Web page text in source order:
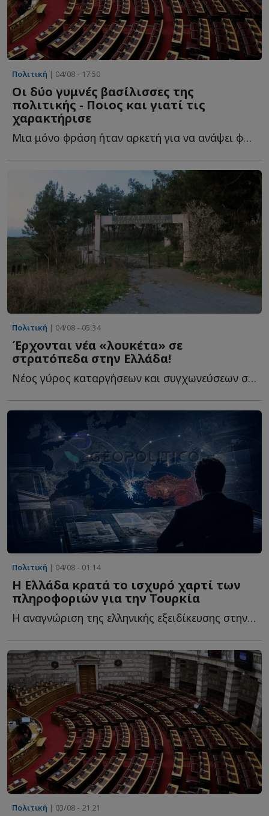
Πολιτική | 04/08 - 17:50
Οι δύο γυμνές βασίλισσες της
πολιτικής - Ποιος και γιατί τις
χαρακτήρισε
Μια μόνο φράση ήταν αρκετή για να ανάψει φωτιές στην π...
Πολιτική | 04/08 - 05:34
Έρχονται νέα «λουκέτα» σε
στρατόπεδα στην Ελλάδα!
Νέος γύρος καταργήσεων και συγχωνεύσεων στις Ένοπλες Δ...
Πολιτική | 04/08 - 01:14
Η Ελλάδα κρατά το ισχυρό χαρτί των
πληροφοριών για την Τουρκία
Η αναγνώριση της ελληνικής εξειδίκευσης στην Τουρκία δ...
Πολιτική | 03/08 - 21:21